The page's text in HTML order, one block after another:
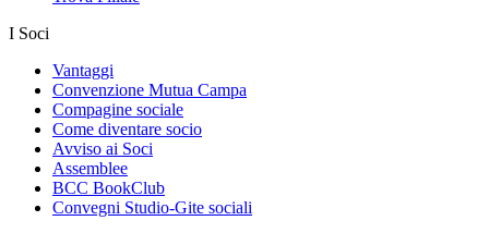
I Soci
Vantaggi
Convenzione Mutua Campa
Compagine sociale
Come diventare socio
Avviso ai Soci
Assemblee
BCC BookClub
Convegni Studio-Gite sociali